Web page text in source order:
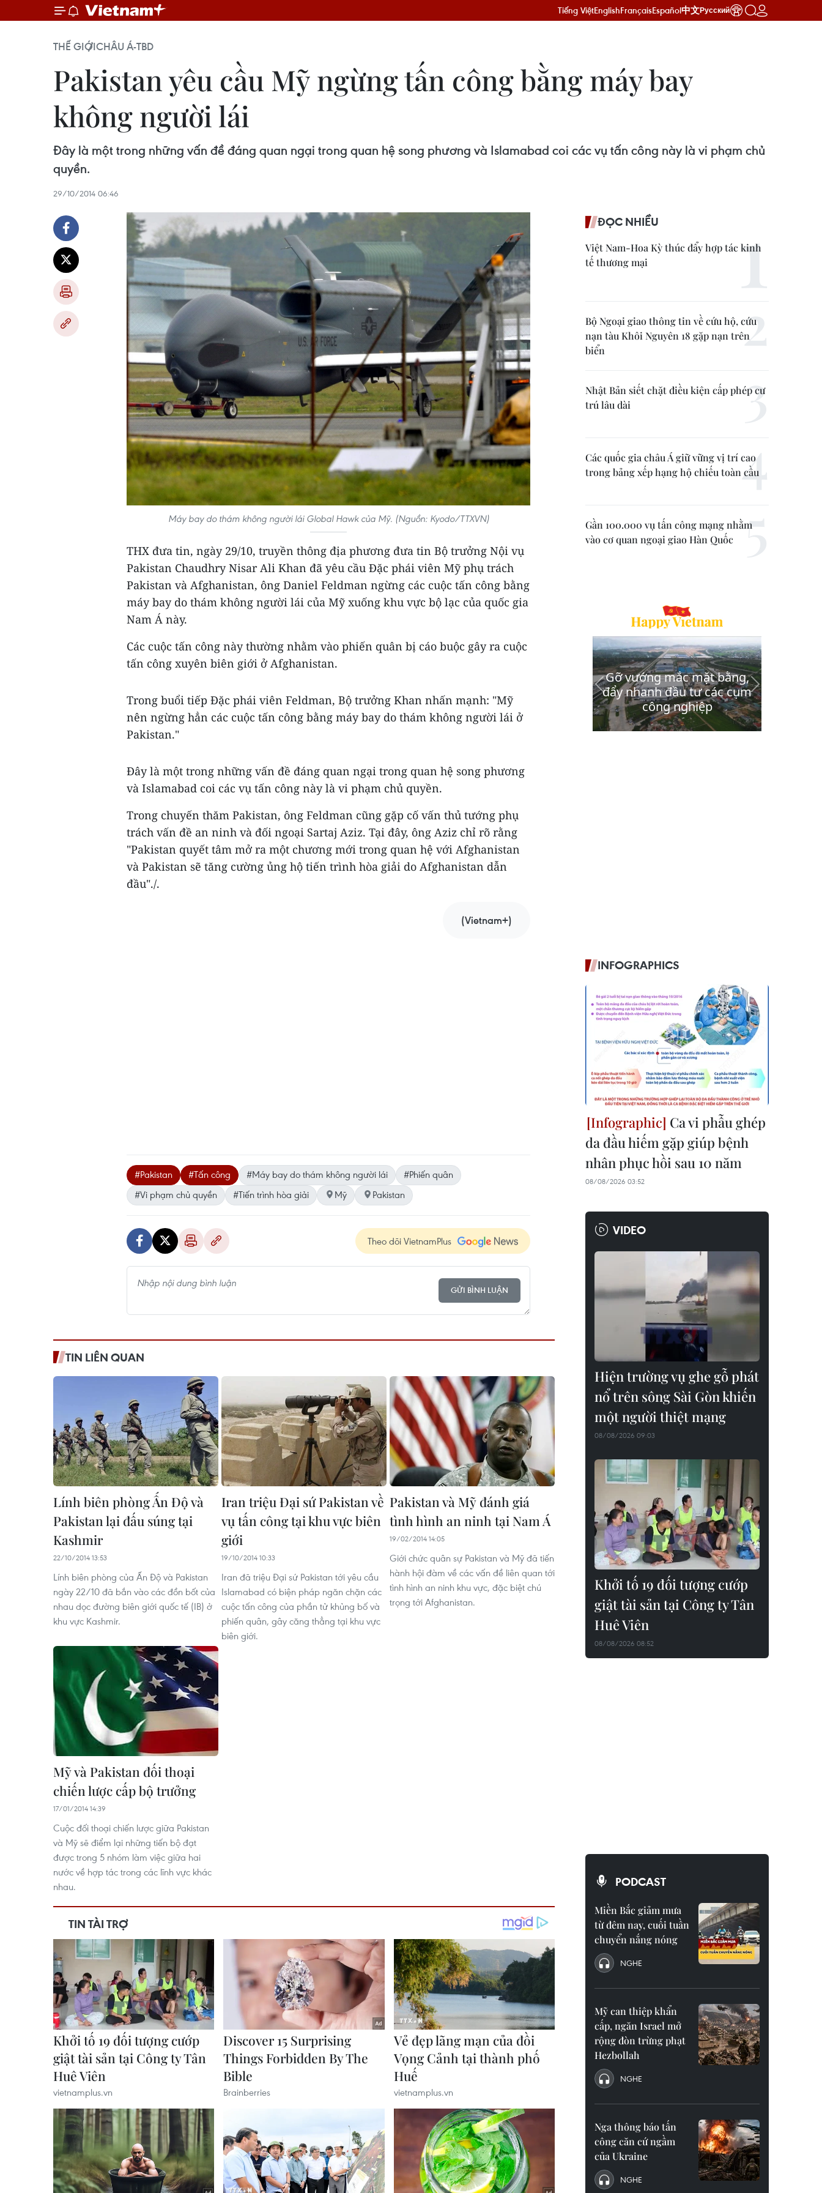
Tiếng ViệtEnglishFrançaisEspañol中文Русский
THẾ GIỚICHÂU Á-TBD
Pakistan yêu cầu Mỹ ngừng tấn công bằng máy bay
không người lái
Đây là một trong những vấn đề đáng quan ngại trong quan hệ song phương và Islamabad coi các vụ tấn công này là vi phạm chủ
quyền.
29/10/2014 06:46
Máy bay do thám không người lái Global Hawk của Mỹ. (Nguồn: Kyodo/TTXVN)
THX đưa tin, ngày 29/10, truyền thông địa phương đưa tin Bộ trưởng Nội vụ
Pakistan Chaudhry Nisar Ali Khan đã yêu cầu Đặc phái viên Mỹ phụ trách
Pakistan và Afghanistan, ông Daniel Feldman ngừng các cuộc tấn công bằng
máy bay do thám không người lái của Mỹ xuống khu vực bộ lạc của quốc gia
Nam Á này.
Các cuộc tấn công này thường nhằm vào phiến quân bị cáo buộc gây ra cuộc
tấn công xuyên biên giới ở Afghanistan.
Trong buổi tiếp Đặc phái viên Feldman, Bộ trưởng Khan nhấn mạnh: "Mỹ
nên ngừng hẳn các cuộc tấn công bằng máy bay do thám không người lái ở
Pakistan."
Đây là một trong những vấn đề đáng quan ngại trong quan hệ song phương
và Islamabad coi các vụ tấn công này là vi phạm chủ quyền.
Trong chuyến thăm Pakistan, ông Feldman cũng gặp cố vấn thủ tướng phụ
trách vấn đề an ninh và đối ngoại Sartaj Aziz. Tại đây, ông Aziz chỉ rõ rằng
"Pakistan quyết tâm mở ra một chương mới trong quan hệ với Afghanistan
và Pakistan sẽ tăng cường ủng hộ tiến trình hòa giải do Afghanistan dẫn
đầu"./.
(Vietnam+)
#Pakistan #Tấn công #Máy bay do thám không người lái
#Phiến quân
#Vi phạm chủ quyền
#Tiến trình hòa giải Mỹ Pakistan
Theo dõi VietnamPlus
GỬI BÌNH LUẬN
TIN LIÊN QUAN
Lính biên phòng Ấn Độ và
Pakistan lại đấu súng tại
Kashmir
22/10/2014 13:53
Lính biên phòng của Ấn Độ và Pakistan
ngày 22/10 đã bắn vào các đồn bốt của
nhau dọc đường biên giới quốc tế (IB) ở
khu vực Kashmir.
Iran triệu Đại sứ Pakistan về
vụ tấn công tại khu vực biên
giới
19/10/2014 10:33
Iran đã triệu Đại sứ Pakistan tới yêu cầu
Islamabad có biện pháp ngăn chặn các
cuộc tấn công của phần tử khủng bố và
phiến quân, gây căng thẳng tại khu vực
biên giới.
Pakistan và Mỹ đánh giá
tình hình an ninh tại Nam Á
19/02/2014 14:05
Giới chức quân sự Pakistan và Mỹ đã tiến
hành hội đàm về các vấn đề liên quan tới
tình hình an ninh khu vực, đặc biệt chú
trọng tới Afghanistan.
Mỹ và Pakistan đối thoại
chiến lược cấp bộ trưởng
17/01/2014 14:39
Cuộc đối thoại chiến lược giữa Pakistan
và Mỹ sẽ điểm lại những tiến bộ đạt
được trong 5 nhóm làm việc giữa hai
nước về hợp tác trong các lĩnh vực khác
nhau.
ĐỌC NHIỀU
Việt Nam-Hoa Kỳ thúc đẩy hợp tác kinh
tế thương mại
Bộ Ngoại giao thông tin về cứu hộ, cứu
nạn tàu Khôi Nguyên 18 gặp nạn trên
biển
Nhật Bản siết chặt điều kiện cấp phép cư
trú lâu dài
Các quốc gia châu Á giữ vững vị trí cao
trong bảng xếp hạng hộ chiếu toàn cầu
Gần 100.000 vụ tấn công mạng nhằm
vào cơ quan ngoại giao Hàn Quốc
INFOGRAPHICS
Ca vi phẫu ghép
da đầu hiếm gặp giúp bệnh
nhân phục hồi sau 10 năm
08/08/2026 03:52
VIDEO
Hiện trường vụ ghe gỗ phát
nổ trên sông Sài Gòn khiến
một người thiệt mạng
08/08/2026 09:03
Khởi tố 19 đối tượng cướp
giật tài sản tại Công ty Tân
Huê Viên
08/08/2026 08:52
PODCAST
Miền Bắc giảm mưa
từ đêm nay, cuối tuần
chuyển nắng nóng
NGHE
Mỹ can thiệp khẩn
cấp, ngăn Israel mở
rộng đòn trừng phạt
Hezbollah
NGHE
Nga thông báo tấn
công căn cứ ngầm
của Ukraine
NGHE